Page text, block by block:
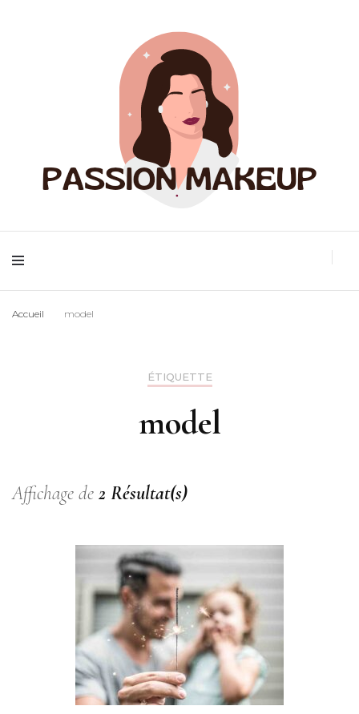
Passion Makeup
Accueil model
ÉTIQUETTE
model
Affichage de 2 Résultat(s)